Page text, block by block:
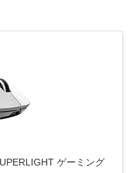
ゲーミング